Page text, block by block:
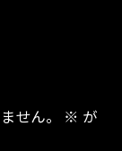
せん。 ※ が